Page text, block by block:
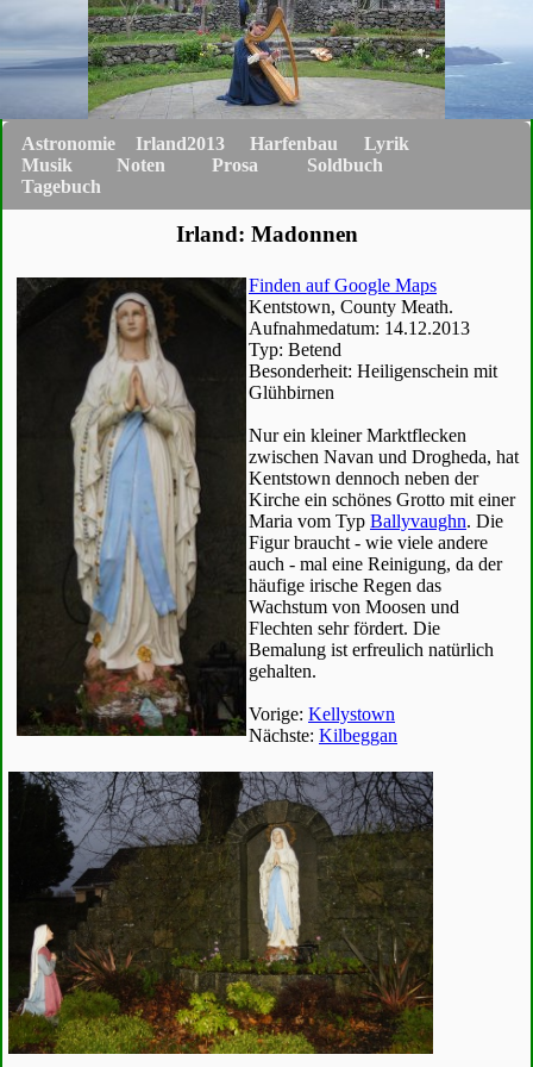
Astronomie Irland2013 Harfenbau
Lyrik
Musik
Noten Prosa
Soldbuch
Tagebuch
Irland: Madonnen
Finden auf Google Maps
Kentstown, County Meath.
Aufnahmedatum: 14.12.2013
Typ: Betend
Besonderheit: Heiligenschein mit
Glühbirnen
Nur ein kleiner Marktflecken
zwischen Navan und Drogheda, hat
Kentstown dennoch neben der
Kirche ein schönes Grotto mit einer
Maria vom Typ Ballyvaughn. Die
Figur braucht - wie viele andere
auch - mal eine Reinigung, da der
häufige irische Regen das
Wachstum von Moosen und
Flechten sehr fördert. Die
Bemalung ist erfreulich natürlich
gehalten.
Vorige: Kellystown
Nächste: Kilbeggan